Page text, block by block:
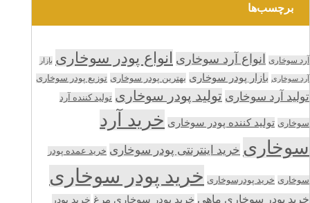
برچسب‌ها
آرد سوخاری انواع آرد سوخاری انواع پودر سوخاری بازار
آرد سوخاری بازار پودر سوخاری بهترین پودر سوخاری توزیع پودر سوخاری
تولید آرد سوخاری تولید پودر سوخاری تولید کننده آرد
سوخاری تولید کننده پودر سوخاری خرید آرد
سوخاری خرید اینترنتی پودر سوخاری خرید عمده پودر
سوخاری خرید پودرسوخاری خرید پودر سوخاری
خرید پودر سوخاری ماهی خرید پودر سوخاری مرغ خرید پودر